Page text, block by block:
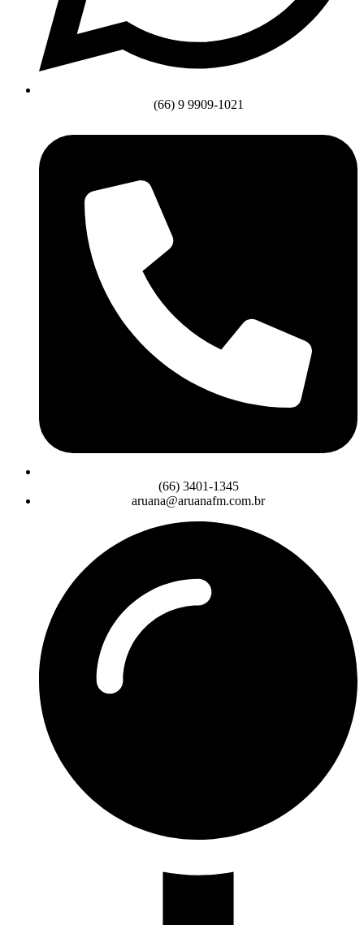
(66) 9 9909-1021
(66) 3401-1345
aruana@aruanafm.com.br